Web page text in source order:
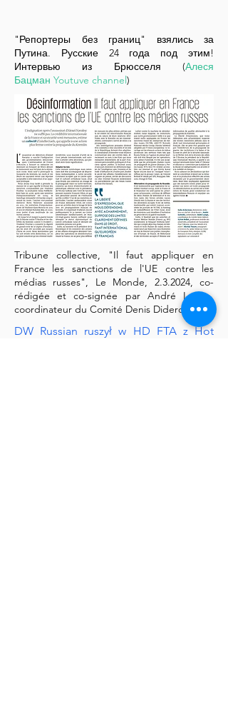
"Репортеры без границ" взялись за
Путина. Русские 24 года под этим!
Интервью из Брюсселя (Алеся
Бацман Youtuve channel)
Tribune collective, "Il faut appliquer en
France les sanctions de l'UE contre les
médias russes", Le Monde, 2.3.2024, co-
rédigée et co-signée par André Lange,
coordinateur du Comité Denis Diderot.
DW Russian ruszył w HD FTA z Hot